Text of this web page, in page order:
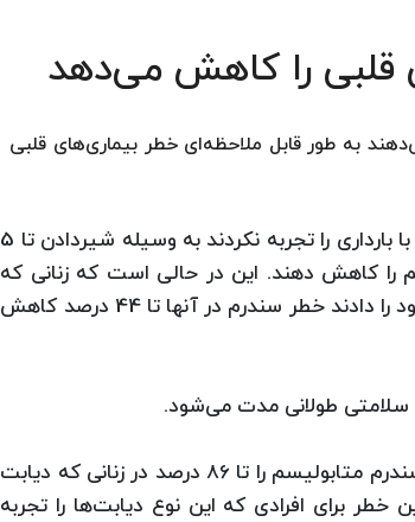
قلبی را کاهش می‌دهد
به طور قابل ملاحظه‌ای خطر بیماری‌های قلبی
در این رابطه محققان اعلام کردند: زنانی که دیابت‌های مرتبط با بارداری را تجربه نکردند به وسیله شیردادن تا 5
متابولیسم را کاهش دهند. این در حالی است که زنانی که
دیابت‌های دوران بارداری را تجربه کردند و به نوزادشان شیر خود را دادند خطر سندرم در آنها تا 44 درصد کاهش
سلامتی طولانی مدت می‌شود.
همچنین مشخص شد؛ شیردادن مادران بیش از 9 ماه خطر سندرم متابولیسم را تا 86 درصد در زنانی که دیابت
خطر برای افرادی که این نوع دیابت‌ها را تجربه